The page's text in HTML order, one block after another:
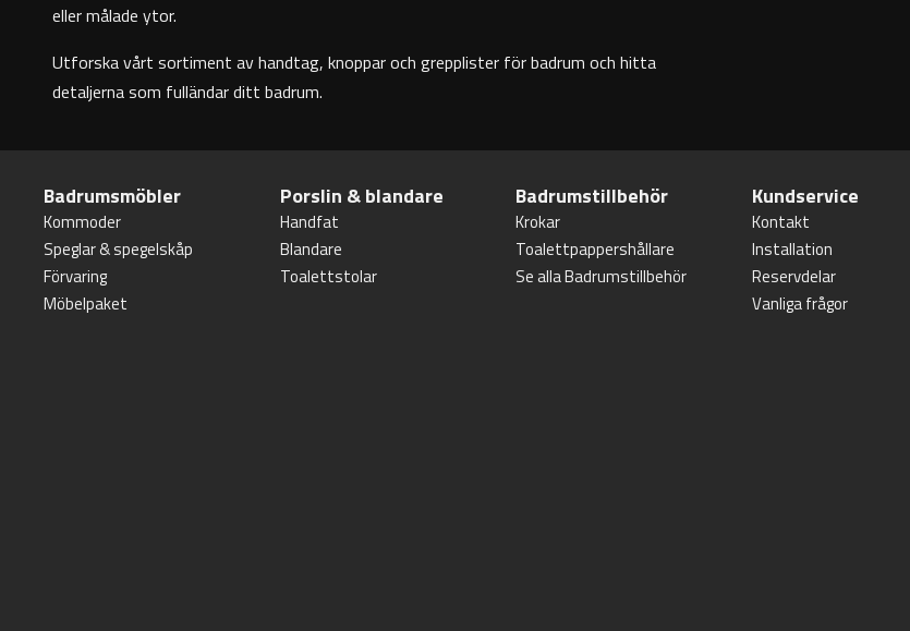
eller målade ytor.
Utforska vårt sortiment av handtag, knoppar och grepplister för badrum och hitta
detaljerna som fulländar ditt badrum.
Badrumsmöbler
Kommoder
Speglar & spegelskåp
Förvaring
Möbelpaket
Porslin & blandare
Handfat
Blandare
Toalettstolar
Badrumstillbehör
Krokar
Toalettpappershållare
Se alla Badrumstillbehör
Kundservice
Kontakt
Installation
Reservdelar
Vanliga frågor